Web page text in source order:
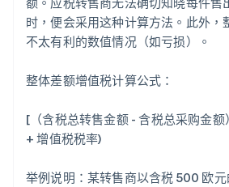
时，便会采用这种计算方法。此外，
不太有利的数值情况（如亏损）。
整体差额增值税计算公式：
[（含税总转售金额 - 含税总采购金额
+ 增值税税率)
举例说明：某转售商以含税 500 欧